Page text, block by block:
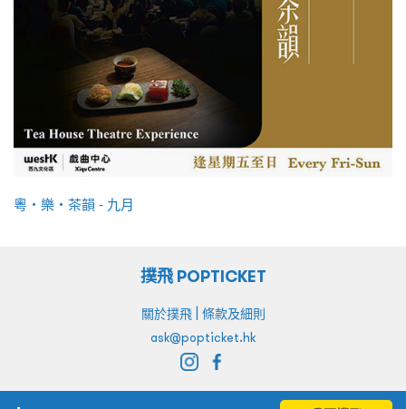
粵・樂・茶韻 - 九月
撲飛 POPTICKET
關於撲飛| 條款及細則
ask@popticket.hk